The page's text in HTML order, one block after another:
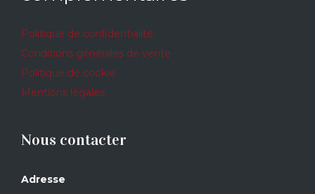
Politique de confidentialité
Conditions générales de vente
Politique de cookie
Mentions légales
Nous contacter
Adresse